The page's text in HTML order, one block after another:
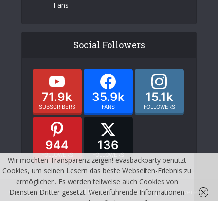
Fans
Social Followers
71.9k
SUBSCRIBERS
35.9k
FANS
15.1k
FOLLOWERS
944
FOLLOWERS
136
FOLLOWERS
Copyright © 2026. Created by Meks and evasbackparty. Powered by
Wir möchten Transparenz zeigen! evasbackparty benutzt
Cookies, um seinen Lesern das beste Webseiten-Erlebnis zu
ermöglichen. Es werden teilweise auch Cookies von
Diensten Dritter gesetzt. Weiterführende Informationen